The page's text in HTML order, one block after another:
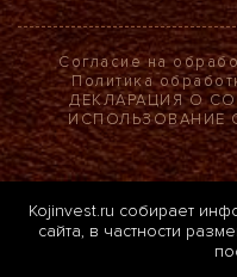
Согласие на
Политика
ДЕКЛАРАЦИЯ О
ИСПОЛЬЗОВАНИЕ
Kojinvest.ru собирает
сайта, в частности